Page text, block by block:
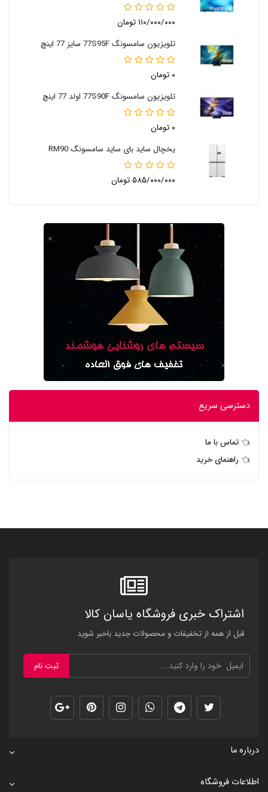
۱۱۰/۰۰۰/۰۰۰ تومان
تلویزیون سامسونگ 77S95F سایز 77 اینچ
۰ تومان
تلویزیون سامسونگ 77S90F اولد 77 اینچ
۰ تومان
یخچال ساید بای ساید سامسونگ RM90
۵۸۵/۰۰۰/۰۰۰ تومان
دسترسی سریع
تماس با ما
راهنمای خرید
اشتراک خبری فروشگاه یاسان کالا
قبل از همه از تخفیفات و محصولات جدید باخبر شوید
ثبت نام
درباره ما
اطلاعات فروشگاه